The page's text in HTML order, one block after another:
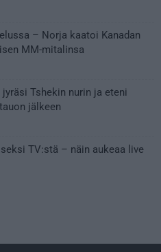
– Norja kaatoi Kanadan
MM-mitalinsa
Tshekin nurin ja eteni
jälkeen
TV:stä – näin aukeaa live